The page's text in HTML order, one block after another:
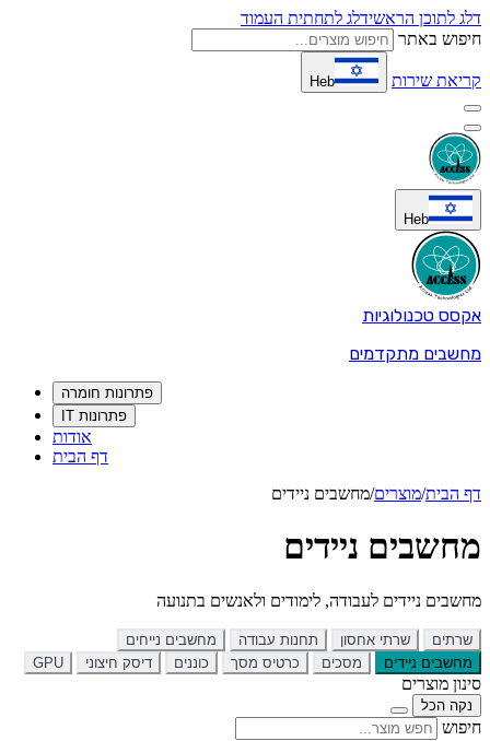
דלג לתוכן הראשידלג לתחתית העמוד
חיפוש באתר
קריאת שירות Heb
Heb
אקסס טכנולוגיות
מחשבים מתקדמים
פתרונות חומרה
פתרונות IT
אודות
דף הבית
דף הבית/מוצרים/מחשבים ניידים
מחשבים ניידים
מחשבים ניידים לעבודה, לימודים ולאנשים בתנועה
שרתים שרתי אחסון תחנות עבודה
מחשבים נייחים
מחשבים ניידים
מסכים כרטיס מסך כוננים דיסק חיצוני GPU
סינון מוצרים
נקה הכל
חיפוש